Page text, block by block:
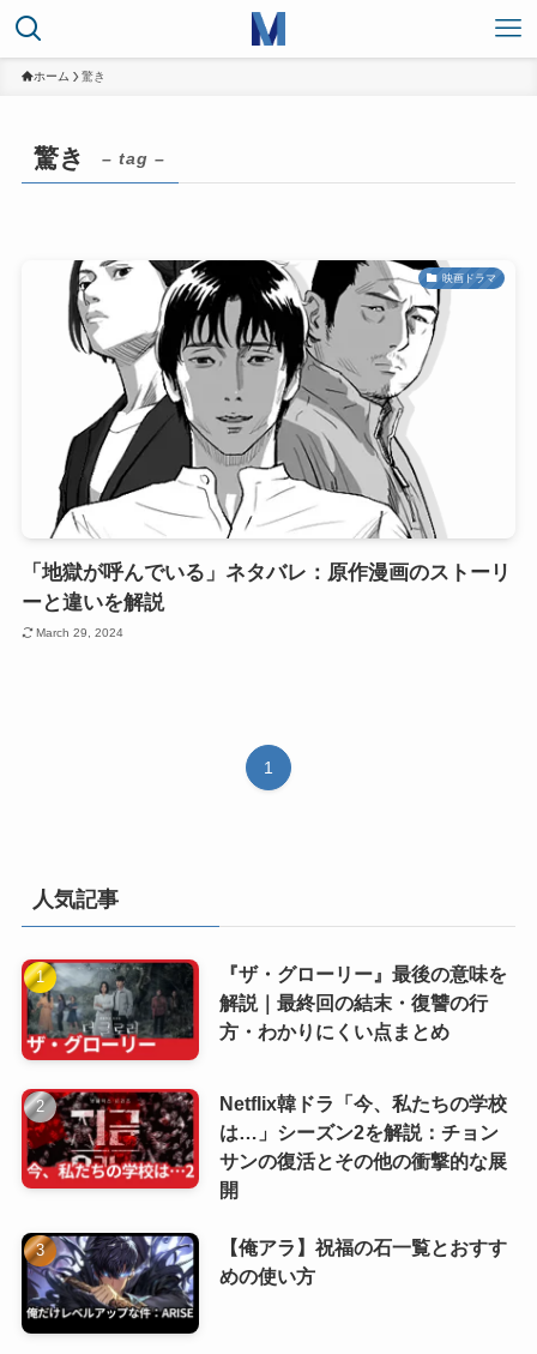
ホーム 驚き
驚き – tag –
映画ドラマ
「地獄が呼んでいる」ネタバレ：原作漫画のストーリ
ーと違いを解説
March 29, 2024
1
人気記事
『ザ・グローリー』最後の意味を
解説｜最終回の結末・復讐の行
方・わかりにくい点まとめ
Netflix韓ドラ「今、私たちの学校
は…」シーズン2を解説：チョン
サンの復活とその他の衝撃的な展
開
【俺アラ】祝福の石一覧とおすす
めの使い方